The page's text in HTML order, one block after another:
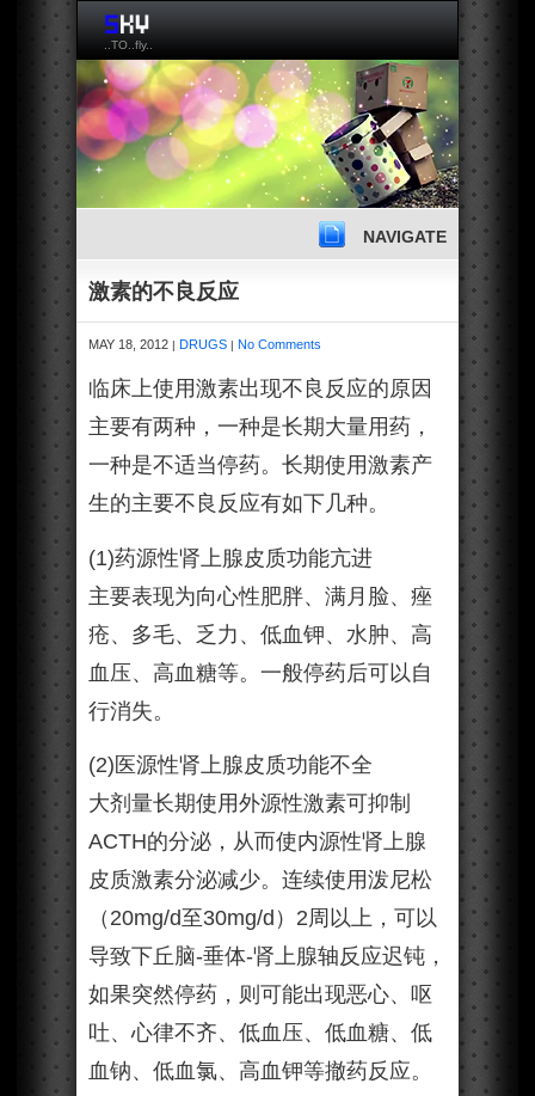
..TO..fly..
NAVIGATE
激素的不良反应
MAY 18, 2012 | DRUGS | No Comments
临床上使用激素出现不良反应的原因
主要有两种，一种是长期大量用药，
一种是不适当停药。长期使用激素产
生的主要不良反应有如下几种。
(1)药源性肾上腺皮质功能亢进
主要表现为向心性肥胖、满月脸、痤
疮、多毛、乏力、低血钾、水肿、高
血压、高血糖等。一般停药后可以自
行消失。
(2)医源性肾上腺皮质功能不全
大剂量长期使用外源性激素可抑制
ACTH的分泌，从而使内源性肾上腺
皮质激素分泌减少。连续使用泼尼松
（20mg/d至30mg/d）2周以上，可以
导致下丘脑-垂体-肾上腺轴反应迟钝，
如果突然停药，则可能出现恶心、呕
吐、心律不齐、低血压、低血糖、低
血钠、低血氯、高血钾等撤药反应。